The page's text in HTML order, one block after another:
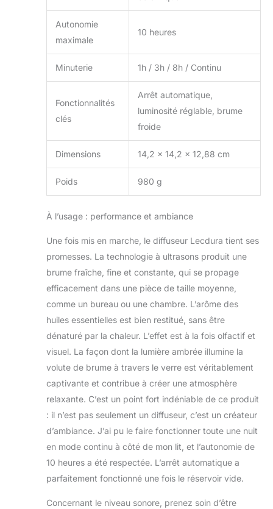
lisse, libère
ingrédients
huiles essentielles,
sans résidus
dans le réservoir en
verre, ce qui le rend
facile à nettoyer
Autonomie
maximale
10 heures
Minuterie 1h / 3h / 8h / Continu
Fonctionnalités
clés
Arrêt automatique,
luminosité réglable, brume
froide
Dimensions 14,2 x 14,2 x 12,88 cm
Poids 980 g
À l’usage : performance et ambiance
Une fois mis en marche, le diffuseur Lecdura tient ses
promesses. La technologie à ultrasons produit une
brume fraîche, fine et constante, qui se propage
efficacement dans une pièce de taille moyenne,
comme un bureau ou une chambre. L’arôme des
huiles essentielles est bien restitué, sans être
dénaturé par la chaleur. L’effet est à la fois olfactif et
visuel. La façon dont la lumière ambrée illumine la
volute de brume à travers le verre est véritablement
captivante et contribue à créer une atmosphère
relaxante. C’est un point fort indéniable de ce produit
: il n’est pas seulement un diffuseur, c’est un créateur
d’ambiance. J’ai pu le faire fonctionner toute une nuit
en mode continu à côté de mon lit, et l’autonomie de
10 heures a été respectée. L’arrêt automatique a
parfaitement fonctionné une fois le réservoir vide.
Concernant le niveau sonore, prenez soin d’être